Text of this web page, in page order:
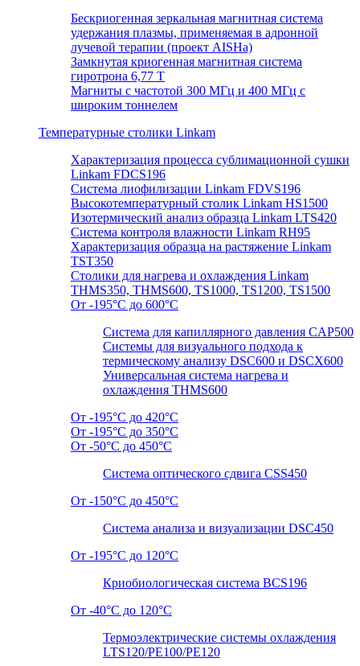
Бескриогенная зеркальная магнитная система
удержания плазмы, применяемая в адронной
лучевой терапии (проект AISHa)
Замкнутая криогенная магнитная система
гиротрона 6,77 T
Магниты с частотой 300 МГц и 400 МГц с
широким тоннелем
Температурные столики Linkam
Характеризация процесса сублимационной сушки
Linkam FDCS196
Система лиофилизации Linkam FDVS196
Высокотемпературный столик Linkam HS1500
Изотермический анализ образца Linkam LTS420
Система контроля влажности Linkam RH95
Характеризация образца на растяжение Linkam
TST350
Столики для нагрева и охлаждения Linkam
THMS350, THMS600, TS1000, TS1200, TS1500
От -195°C до 600°C
Система для капиллярного давления CAP500
Системы для визуального подхода к
термическому анализу DSC600 и DSCX600
Универсальная система нагрева и
охлаждения THMS600
От -195°C до 420°C
От -195°C до 350°C
От -50°C до 450°C
Система оптического сдвига CSS450
От -150°C до 450°C
Система анализа и визуализации DSC450
От -195°C до 120°C
Криобиологическая система BCS196
От -40°C до 120°C
Термоэлектрические системы охлаждения
LTS120/PE100/PE120